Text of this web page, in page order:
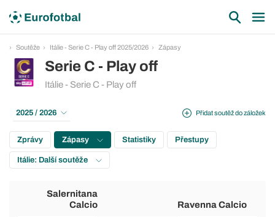
Soutěže Itálie - Serie C - Play off 2025/2026 Zápasy
Serie C - Play off
Itálie - Serie C - Play off
Přidat soutěž do záložek
2025 / 2026
Zprávy Zápasy Statistiky Přestupy
Itálie: Další soutěže
Salernitana
Calcio
Ravenna Calcio